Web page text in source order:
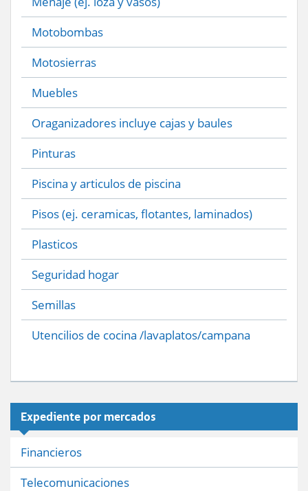
Motobombas
Motosierras
Muebles
Oraganizadores incluye cajas y baules
Pinturas
Piscina y articulos de piscina
Pisos (ej. ceramicas, flotantes, laminados)
Plasticos
Seguridad hogar
Semillas
Utencilios de cocina /lavaplatos/campana
Expediente por mercados
Financieros
Telecomunicaciones